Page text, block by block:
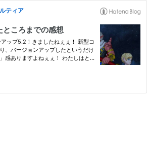
ティア
ところまでの感想
ップ5.2！きましたねぇぇ！ 新型コ
、バージョンアップしたというだけ
感ありますよねぇぇ！ わたしはと